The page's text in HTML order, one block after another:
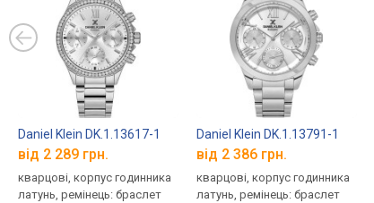
Daniel Klein DK.1.13617-1
від 2 289 грн.
кварцові, корпус годинника
латунь, ремінець: браслет
Daniel Klein DK.1.13791-1
від 2 386 грн.
кварцові, корпус годинника
латунь, ремінець: браслет